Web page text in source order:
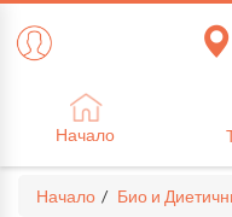
Начало
Начало Био и